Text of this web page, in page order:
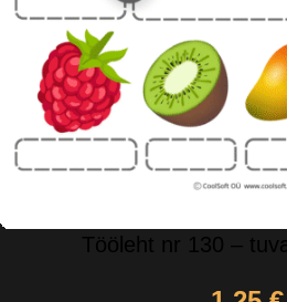
Tööleht nr 130 –